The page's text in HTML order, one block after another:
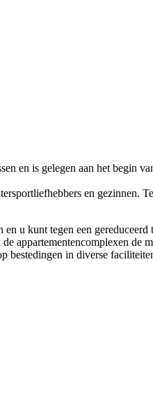
en is gelegen aan het begin
en gezinnen.
u kunt tegen een
appartementencomplexen de
in diverse